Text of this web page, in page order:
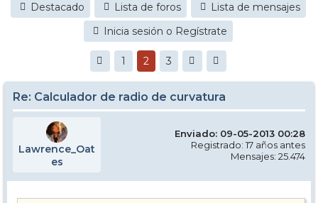
Destacado Lista de foros
Lista de mensajes
Inicia sesión o Regístrate
1 2 3
Re: Calculador de radio de curvatura
Lawrence_Oat
es
Enviado: 09-05-2013 00:28
Registrado: 17 años antes
Mensajes: 25.474